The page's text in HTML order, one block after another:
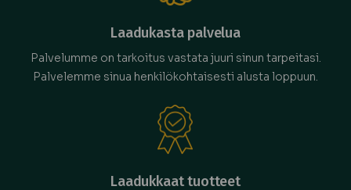
Laadukasta palvelua
Palvelumme on tarkoitus vastata juuri sinun tarpeitasi.
Palvelemme sinua henkilökohtaisesti alusta loppuun.
Laadukkaat tuotteet